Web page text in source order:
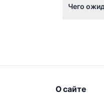
Чего
О сайте